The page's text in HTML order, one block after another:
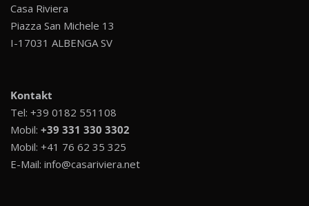
Casa Riviera
Piazza San Michele 13
I-17031 ALBENGA SV
Kontakt
Tel: +39 0182 551108
Mobil: +39 331 330 3302
Mobil: +41 76 62 35 325
E-Mail: info@casariviera.net